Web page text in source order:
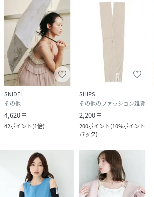
SNIDEL
その他
4,620円
42ポイント(1倍)
SHIPS
その他のファッション雑貨
2,200円
200ポイント(10%ポイント
バック)